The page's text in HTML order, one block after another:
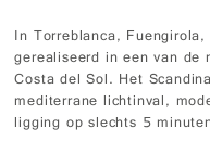
In Torreblanca,
gerealiseerd in een van de
Costa del Sol. Het
mediterrane lichtinval,
ligging op slechts 5